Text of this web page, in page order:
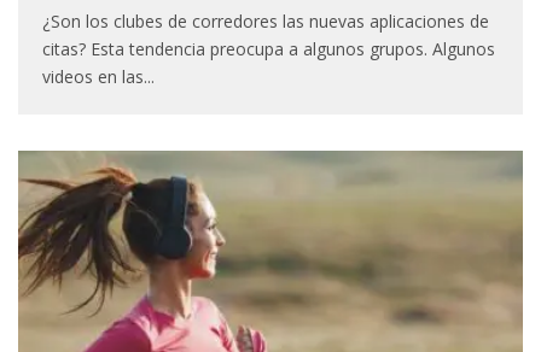
¿Son los clubes de corredores las nuevas aplicaciones de
citas? Esta tendencia preocupa a algunos grupos. Algunos
videos en las...